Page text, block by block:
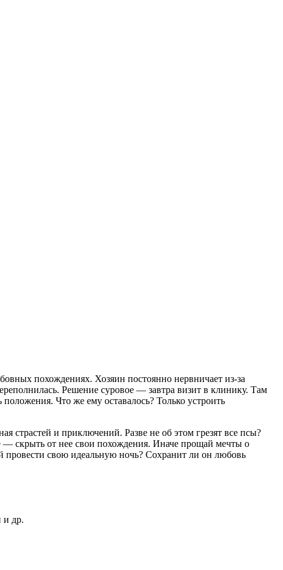
похождениях. Хозяин постоянно нервничает из-за
Решение суровое — завтра визит в клинику. Там
Что же ему оставалось? Только устроить
страстей и приключений. Разве не об этом грезят все псы?
— скрыть от нее свои похождения. Иначе прощай мечты о
свою идеальную ночь? Сохранит ли он любовь
и др.